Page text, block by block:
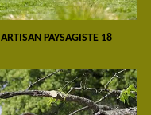
ARTISAN PAYSAGISTE 18